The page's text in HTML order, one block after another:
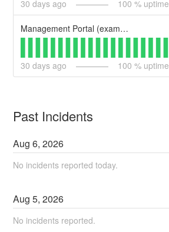
30 days ago 100 % uptime
Management Portal (example)
30 days ago 100 % uptime
Past Incidents
Aug6,2026
No incidents reported today.
Aug5,2026
No incidents reported.